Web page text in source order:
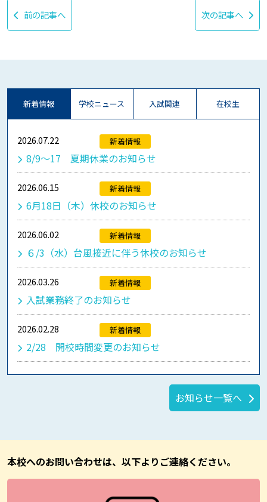
前の記事へ 次の記事へ
新着情報 学校ニュース 入試関連 在校生
2026.07.22 新着情報
8/9～17 夏期休業のお知らせ
2026.06.15 新着情報
6月18日（木）休校のお知らせ
2026.06.02 新着情報
６/3（水）台風接近に伴う休校のお知らせ
2026.03.26 新着情報
入試業務終了のお知らせ
2026.02.28 新着情報
2/28 開校時間変更のお知らせ
お知らせ一覧へ
本校へのお問い合わせは、以下よりご連絡ください。